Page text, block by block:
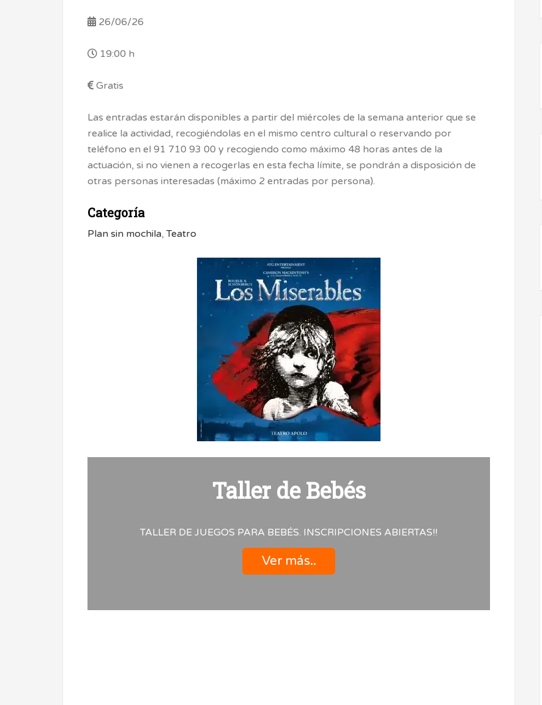
26/06/26
19:00 h
Gratis
Las entradas estarán disponibles a partir del miércoles de la semana anterior que se
realice la actividad, recogiéndolas en el mismo centro cultural o reservando por
teléfono en el 91 710 93 00 y recogiendo como máximo 48 horas antes de la
actuación, si no vienen a recogerlas en esta fecha límite, se pondrán a disposición de
otras personas interesadas (máximo 2 entradas por persona).
Categoría
Plan sin mochila,Teatro
Taller de Bebés
TALLER DE JUEGOS PARA BEBÉS. INSCRIPCIONES ABIERTAS!!
Ver más..